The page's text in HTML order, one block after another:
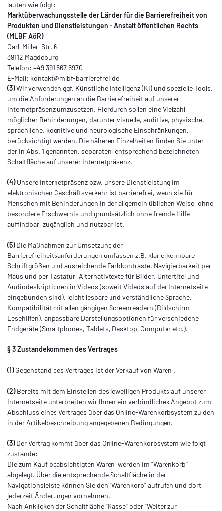
lauten wie folgt:
Marktüberwachungsstelle der Länder für die Barrierefreiheit von
Produkten und Dienstleistungen - Anstalt öffentlichen Rechts
(MLBF AöR)
Carl-Miller-Str. 6
39112 Magdeburg
Telefon: +49 391 567 6970
E-Mail: kontakt@mlbf-barrierefrei.de
(3)Wir verwenden ggf. Künstliche Intelligenz (KI) und spezielle Tools,
um die Anforderungen an die Barrierefreiheit auf unserer
Internetpräsenz umzusetzen. Hierdurch sollen eine Vielzahl
möglicher Behinderungen, darunter visuelle, auditive, physische,
sprachliche, kognitive und neurologische Einschränkungen,
berücksichtigt werden. Die näheren Einzelheiten finden Sie unter
der in Abs. 1 genannten, separaten, entsprechend bezeichneten
Schaltfläche auf unserer Internetpräsenz.
(4)Unsere Internetpräsenz bzw. unsere Dienstleistung im
elektronischen Geschäftsverkehr ist barrierefrei, wenn sie für
Menschen mit Behinderungen in der allgemein üblichen Weise, ohne
besondere Erschwernis und grundsätzlich ohne fremde Hilfe
auffindbar, zugänglich und nutzbar ist.
(5)Die Maßnahmen zur Umsetzung der
Barrierefreiheitsanforderungen umfassen z.B. klar erkennbare
Schriftgrößen und ausreichende Farbkontraste, Navigierbarkeit per
Maus und per Tastatur, Alternativtexte für Bilder, Untertitel und
Audiodeskriptionen in Videos (soweit Videos auf der Internetseite
eingebunden sind), leicht lesbare und verständliche Sprache,
Kompatibilität mit allen gängigen Screenreadern (Bildschirm-
Lesehilfen), anpassbare Darstellungsoptionen für verschiedene
Endgeräte (Smartphones, Tablets, Desktop-Computer etc.).
§ 3 Zustandekommen des Vertrages
(1)Gegenstand des Vertrages ist der Verkauf von Waren .
(2)Bereits mit dem Einstellen des jeweiligen Produkts auf unserer
Internetseite unterbreiten wir Ihnen ein verbindliches Angebot zum
Abschluss eines Vertrages über das Online-Warenkorbsystem zu den
in der Artikelbeschreibung angegebenen Bedingungen.
(3)Der Vertrag kommt über das Online-Warenkorbsystem wie folgt
zustande:
Die zum Kauf beabsichtigten Waren werden im "Warenkorb"
abgelegt. Über die entsprechende Schaltfläche in der
Navigationsleiste können Sie den "Warenkorb" aufrufen und dort
jederzeit Änderungen vornehmen.
Nach Anklicken der Schaltfläche "Kasse" oder "Weiter zur